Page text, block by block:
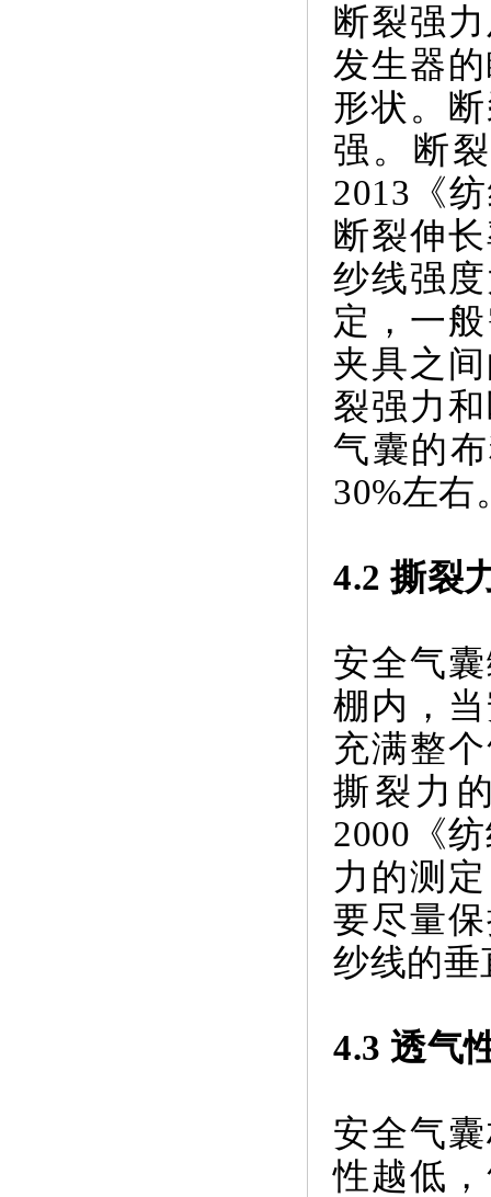
断裂强
发生器
形状。
强。断
2013《
断裂伸
纱线强
定，一
夹具之
裂强力
气囊的
30%左右
4.2 撕裂
安全气
棚内，
充满整
撕裂力
2000《
力的测
要尽量
纱线的垂
4.3 透气
安全气
性越低